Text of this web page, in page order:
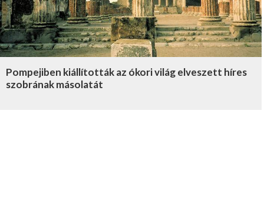
Pompejiben kiállították az ókori világ elveszett híres
szobrának másolatát